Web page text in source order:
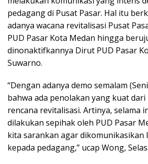
pedagang di Pusat Pasar. Hal itu
adanya wacana revitalisasi Pusat
PUD Pasar Kota Medan hingga
dinonaktifkannya Dirut PUD Pasar
Suwarno.
“Dengan adanya demo semalam
bahwa ada penolakan yang kuat
rencana revitalisasi. Artinya, selama
dilakukan sepihak oleh PUD Pasar
kita sarankan agar dikomunikasikan
kepada pedagang,” ucap Wong,